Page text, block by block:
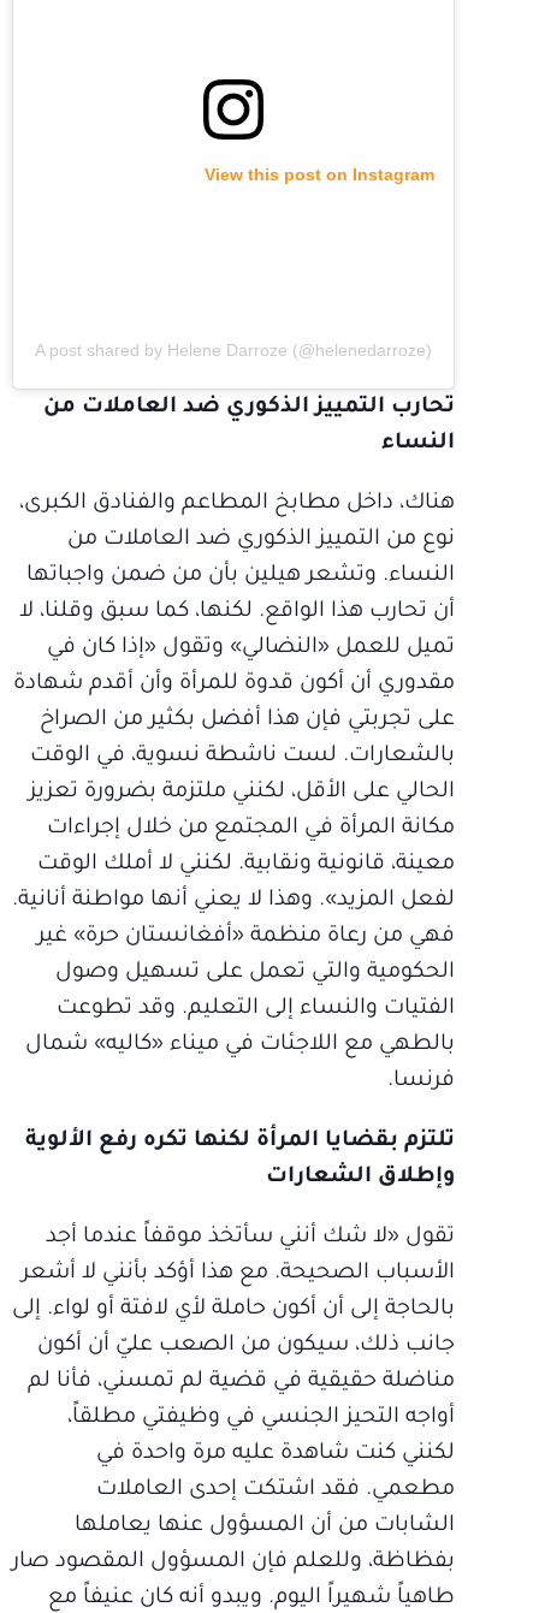
View this post on Instagram
A post shared by Helene Darroze (@helenedarroze)
تحارب التمييز الذكوري ضد العاملات من
النساء
هناك، داخل مطابخ المطاعم والفنادق الكبرى،
نوع من التمييز الذكوري ضد العاملات من
النساء. وتشعر هيلين بأن من ضمن واجباتها
أن تحارب هذا الواقع. لكنها، كما سبق وقلنا، لا
تميل للعمل «النضالي» وتقول «إذا كان في
مقدوري أن أكون قدوة للمرأة وأن أقدم شهادة
على تجربتي فإن هذا أفضل بكثير من الصراخ
بالشعارات. لست ناشطة نسوية، في الوقت
الحالي على الأقل، لكنني ملتزمة بضرورة تعزيز
مكانة المرأة في المجتمع من خلال إجراءات
معينة، قانونية ونقابية. لكنني لا أملك الوقت
لفعل المزيد». وهذا لا يعني أنها مواطنة أنانية.
فهي من رعاة منظمة «أفغانستان حرة» غير
الحكومية والتي تعمل على تسهيل وصول
الفتيات والنساء إلى التعليم. وقد تطوعت
بالطهي مع اللاجئات في ميناء «كاليه» شمال
فرنسا.
تلتزم بقضايا المرأة لكنها تكره رفع الألوية
وإطلاق الشعارات
تقول «لا شك أنني سأتخذ موقفاً عندما أجد
الأسباب الصحيحة. مع هذا أؤكد بأنني لا أشعر
بالحاجة إلى أن أكون حاملة لأي لافتة أو لواء. إلى
جانب ذلك، سيكون من الصعب عليّ أن أكون
مناضلة حقيقية في قضية لم تمسني، فأنا لم
أواجه التحيز الجنسي في وظيفتي مطلقاً،
لكنني كنت شاهدة عليه مرة واحدة في
مطعمي. فقد اشتكت إحدى العاملات
الشابات من أن المسؤول عنها يعاملها
بفظاظة، وللعلم فإن المسؤول المقصود صار
طاهياً شهيراً اليوم. ويبدو أنه كان عنيفاً مع